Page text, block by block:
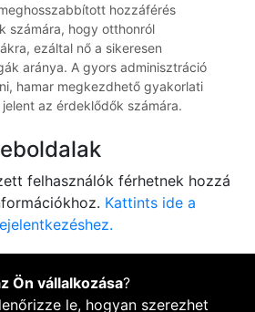
hozzáférés
számára, hogy otthonról
ezáltal nő a sikeresen
aránya. A gyors adminisztráció
hamar megkezdhető gyakorlati
az érdeklődők számára.
felhasználók férhetnek hozzá
Kattints ide a
Ön vállalkozása?
le, hogyan szerezhet